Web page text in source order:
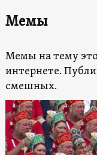
Мемы
Мемы на тему
интернете.
смешных.